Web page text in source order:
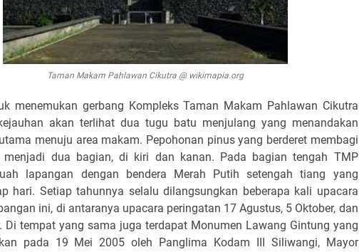
Taman Makam Pahlawan Cikutra @ wikimapia.org
menemukan gerbang Kompleks Taman Makam Pahlawan Cikutra
akan terlihat dua tugu batu menjulang yang menandakan
menuju area makam. Pepohonan pinus yang berderet membagi
menjadi dua bagian, di kiri dan kanan. Pada bagian tengah TMP
lapangan dengan bendera Merah Putih setengah tiang yang
hari. Setiap tahunnya selalu dilangsungkan beberapa kali upacara
ini, di antaranya upacara peringatan 17 Agustus, 5 Oktober, dan
Di tempat yang sama juga terdapat Monumen Lawang Gintung yang
pada 19 Mei 2005 oleh Panglima Kodam III Siliwangi, Mayor